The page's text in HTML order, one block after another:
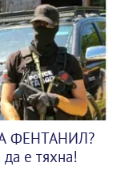
ФЕНТАНИЛ?
е тяхна!